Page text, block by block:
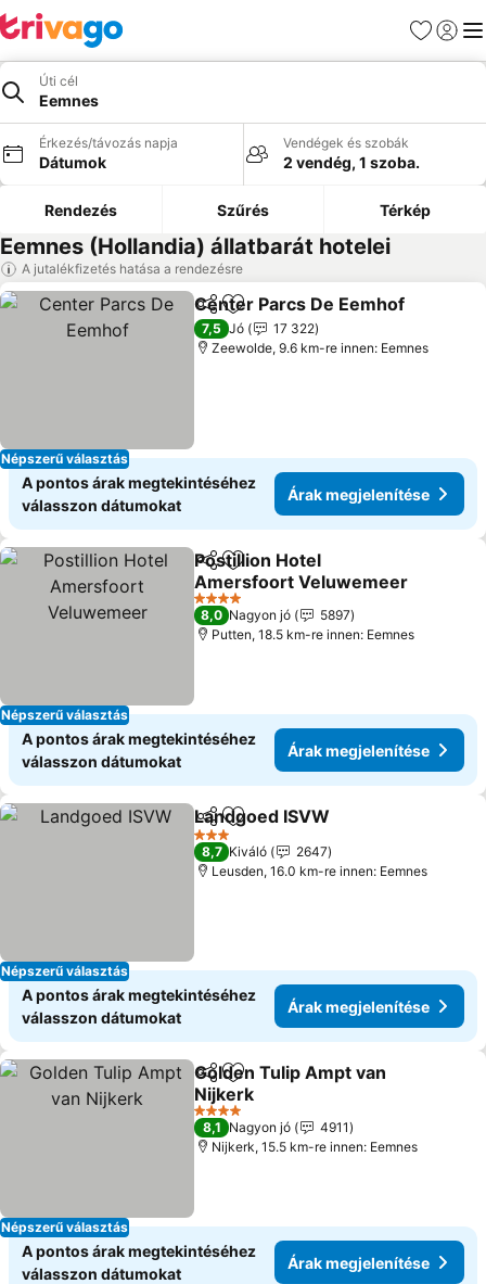
Kedvencek
Úti cél
Eemnes
Érkezés/távozás napja
Dátumok
Vendégek és szobák
2 vendég, 1 szoba.
Rendezés Szűrés Térkép
Eemnes (Hollandia) állatbarát hotelei
A jutalékfizetés hatása a rendezésre
Népszerű választás
Megosztás
Hozzáadás a kedvencekhez
Center Parcs De Eemhof
7,5 Jó
17 322
Zeewolde, 9.6 km-re innen: Eemnes
A pontos árak megtekintéséhez
válasszon dátumokat
Árak megjelenítése
Népszerű választás
MegosztásHozzáadás a kedvencekhez
Postillion Hotel
Amersfoort Veluwemeer
4 Kategória
8,0 Nagyon jó
5897
Putten, 18.5 km-re innen: Eemnes
A pontos árak megtekintéséhez
válasszon dátumokat
Árak megjelenítése
Népszerű választás
Megosztás
Hozzáadás a kedvencekhez
Landgoed ISVW
3 Kategória
8,7 Kiváló
2647
Leusden, 16.0 km-re innen: Eemnes
A pontos árak megtekintéséhez
válasszon dátumokat
Árak megjelenítése
Népszerű választás
Megosztás
Hozzáadás a kedvencekhez
Golden Tulip Ampt van
Nijkerk
4 Kategória
8,1 Nagyon jó
4911
Nijkerk, 15.5 km-re innen: Eemnes
A pontos árak megtekintéséhez
válasszon dátumokat
Árak megjelenítése